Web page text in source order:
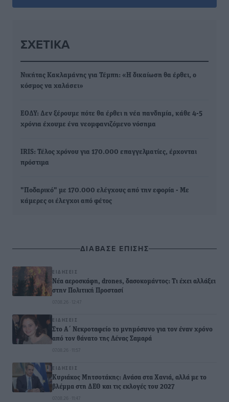
ΣΧΕΤΙΚΆ
Νικήτας Κακλαμάνης για Τέμπη: «Η δικαίωση θα έρθει, ο
κόσμος να χαλάσει»
ΕΟΔΥ: Δεν ξέρουμε πότε θα έρθει η νέα πανδημία, κάθε 4-5
χρόνια έχουμε ένα νεομφανιζόμενο νόσημα
IRIS: Τέλος χρόνου για 170.000 επαγγελματίες, έρχονται
πρόστιμα
"Ποδαρικό" με 170.000 ελέγχους από την εφορία - Με
κάμερες οι έλεγχοι από φέτος
ΔΙΑΒΑΣΕ ΕΠΙΣΗΣ
ΕΙΔΉΣΕΙΣ
Νέα αεροσκάφη, drones, δασοκομάντος: Τι έχει αλλάξει
στην Πολιτική Προστασί
07.08.26 · 12:47
ΕΙΔΉΣΕΙΣ
Στο Α΄ Νεκροταφείο το μνημόσυνο για τον έναν χρόνο
από τον θάνατο της Λένας Σαμαρά
07.08.26 · 11:57
ΕΙΔΉΣΕΙΣ
Κυριάκος Μητσοτάκης: Ανάσα στα Χανιά, αλλά με το
βλέμμα στη ΔΕΘ και τις εκλογές του 2027
07.08.26 · 11:47